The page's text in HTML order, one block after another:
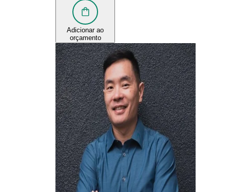
Adicionar ao
orçamento